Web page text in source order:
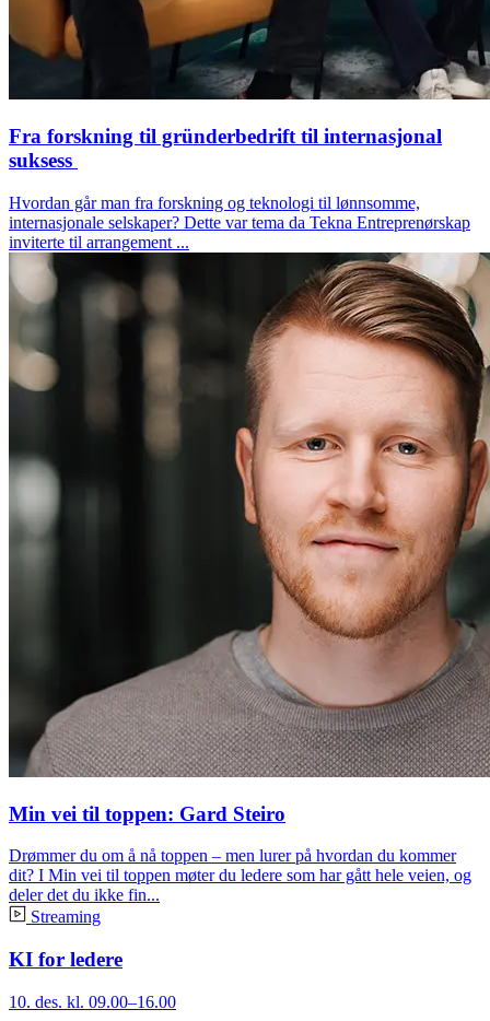
Fra forskning til gründerbedrift til internasjonal
suksess
Hvordan går man fra forskning og teknologi til lønnsomme,
internasjonale selskaper? Dette var tema da Tekna Entreprenørskap
inviterte til arrangement ...
Min vei til toppen: Gard Steiro
Drømmer du om å nå toppen – men lurer på hvordan du kommer
dit? I Min vei til toppen møter du ledere som har gått hele veien, og
deler det du ikke fin...
Streaming
KI for ledere
10. des. kl. 09.00–16.00